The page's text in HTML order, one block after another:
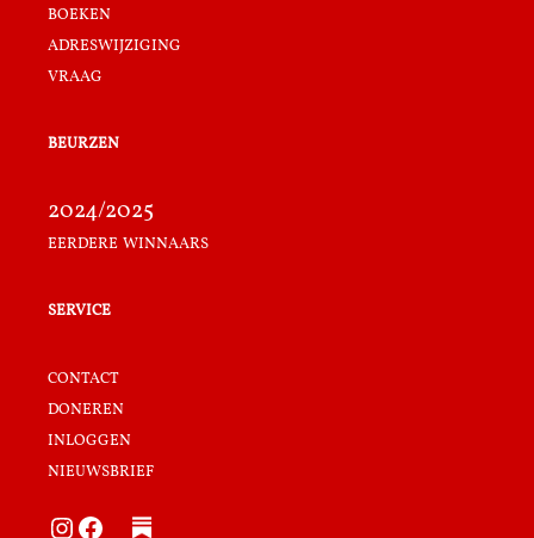
boeken
adreswijziging
vraag
beurzen
2024/2025
eerdere winnaars
service
contact
doneren
inloggen
nieuwsbrief
Instagram Facebook